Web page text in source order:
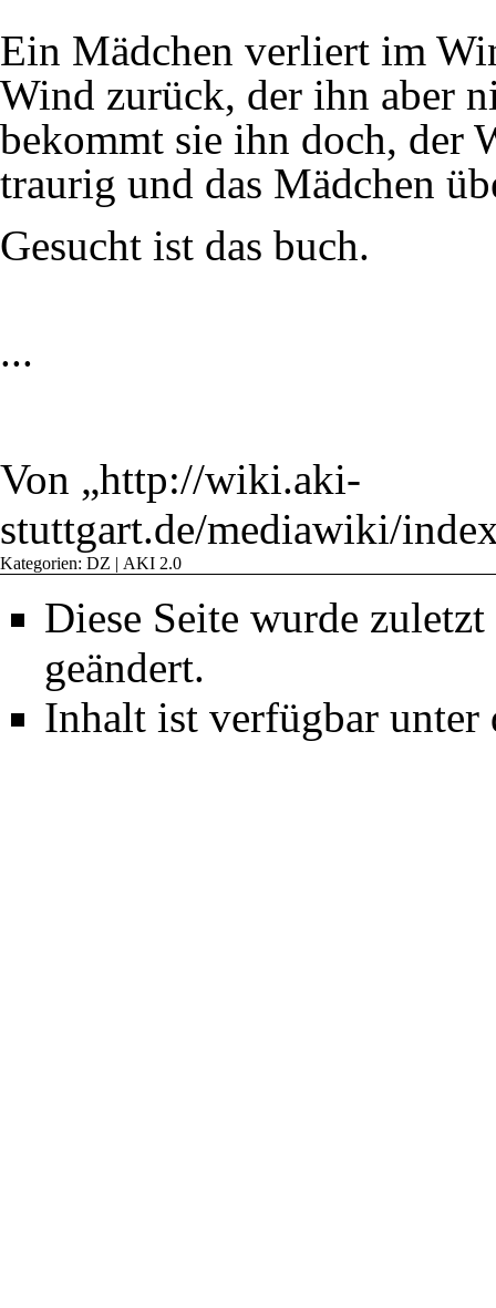
Ein Mädchen verliert im
Wind zurück, der ihn aber
bekommt sie ihn doch, der
traurig und das Mädchen
Gesucht ist das buch.
...
Von „http://wiki.aki-
stuttgart.de/mediawiki/
Kategorien: DZ | AKI 2.0
Diese Seite wurde
geändert.
Inhalt ist verfügbar